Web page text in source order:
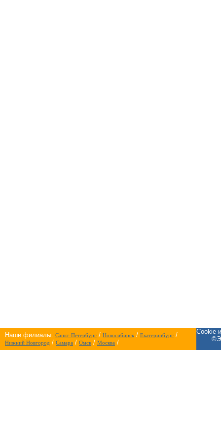
Наши филиалы: Санкт-Петербург / Новосибирск/ Екатеринбург /
Нижний Новгород / Самара / Омск/ Москва /
Cookie